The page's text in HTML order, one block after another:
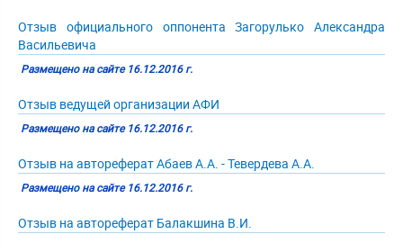
Отзыв официального оппонента Загорулько Александра
Васильевича
Размещено на сайте 16.12.2016 г.
Отзыв ведущей организации АФИ
Размещено на сайте 16.12.2016 г.
Отзыв на автореферат Абаев А.А. - Тевердева А.А.
Размещено на сайте 16.12.2016 г.
Отзыв на автореферат Балакшина В.И.